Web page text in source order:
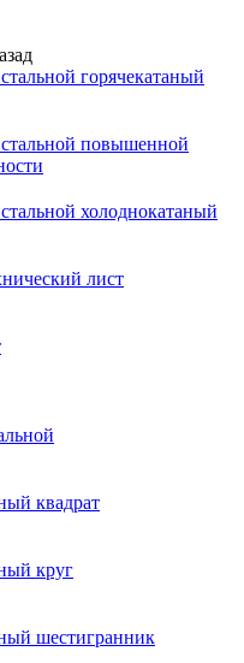
горячекатаный
повышенной
холоднокатаный
лист
квадрат
круг
шестигранник